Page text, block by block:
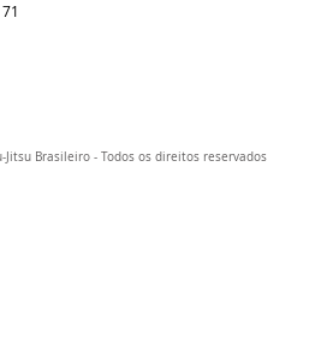
Jitsu Brasileiro - Todos os direitos reservados